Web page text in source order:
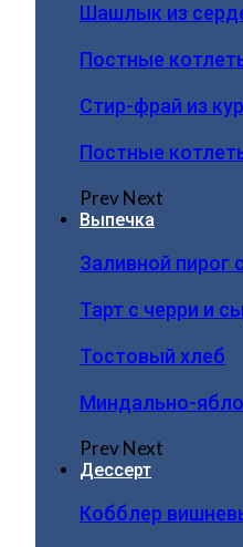
Шашлык из
Постные
Стир-фрай из
Постные
PrevNext
Выпечка
Заливной пирог
Тарт с черри и
Тостовый хлеб
Миндально-
PrevNext
Дессерт
Кобблер